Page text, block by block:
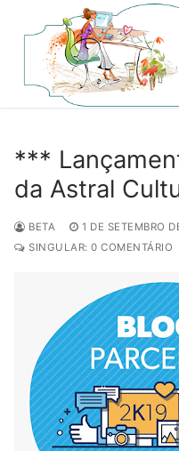
para
conteúdo
***
da Astral
BETA 1 DE SETEMBRO
SINGULAR: 0 COMENTÁRIO